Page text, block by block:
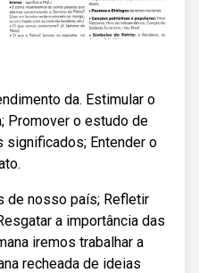
da. Estimular o
Promover o estudo de
Entender o
de nosso país; Refletir
a importância das
iremos trabalhar a
recheada de ideias